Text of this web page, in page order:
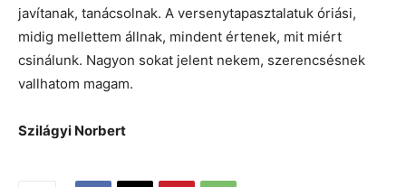
javítanak, tanácsolnak. A versenytapasztalatuk óriási,
midig mellettem állnak, mindent értenek, mit miért
csinálunk. Nagyon sokat jelent nekem, szerencsésnek
vallhatom magam.
Szilágyi Norbert